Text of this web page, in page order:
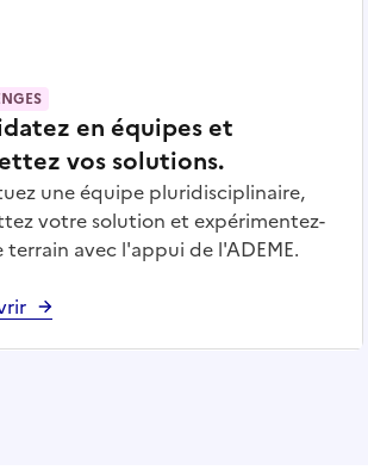
en équipes et
vos solutions.
une équipe pluridisciplinaire,
votre solution et expérimentez-
terrain avec l'appui de l'ADEME.